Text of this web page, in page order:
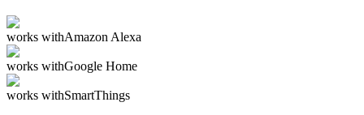
works withAmazon Alexa
works withGoogle Home
works withSmartThings